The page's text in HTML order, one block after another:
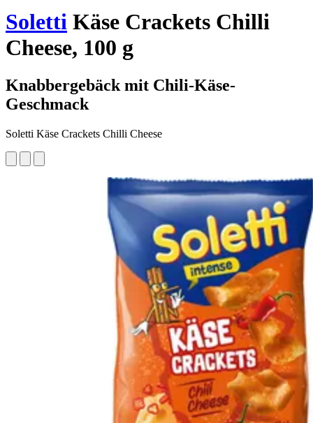
Soletti Käse Crackets Chilli
Cheese, 100 g
Knabbergebäck mit Chili-Käse-
Geschmack
Soletti Käse Crackets Chilli Cheese